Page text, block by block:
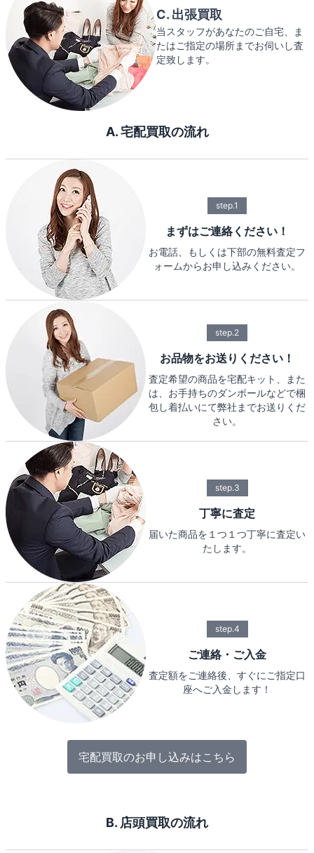
C. 出張買取
当スタッフがあなたのご自宅、ま
たはご指定の場所までお伺いし査
定致します。
A. 宅配買取の流れ
step.1
まずはご連絡ください！
お電話、もしくは下部の無料査定フ
ォームからお申し込みください。
step.2
お品物をお送りください！
査定希望の商品を宅配キット、また
は、お手持ちのダンボールなどで梱
包し着払いにて弊社までお送りくだ
さい。
step.3
丁寧に査定
届いた商品を１つ１つ丁寧に査定い
たします。
step.4
ご連絡・ご入金
査定額をご連絡後、すぐにご指定口
座へご入金します！
宅配買取のお申し込みはこちら
B. 店頭買取の流れ